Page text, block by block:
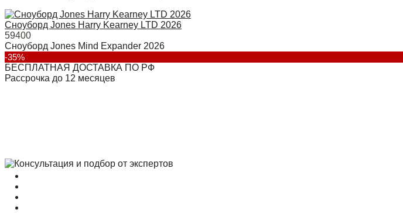
Сноуборд Jones Harry Kearney LTD 2026
59400
Сноуборд Jones Mind Expander 2026
-35%
БЕСПЛАТНАЯ ДОСТАВКА ПО РФ
Рассрочка до 12 месяцев